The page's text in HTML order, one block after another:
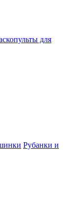
для
Рубанки и